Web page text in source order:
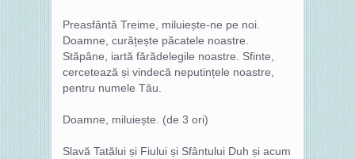
Preasfântă Treime, miluiește-ne pe noi.
Doamne, curățește păcatele noastre.
Stăpâne, iartă fărădelegile noastre. Sfinte,
cercetează și vindecă neputințele noastre,
pentru numele Tău.
Doamne, miluiește. (de 3 ori)
Slavă Tatălui și Fiului și Sfântului Duh și acum